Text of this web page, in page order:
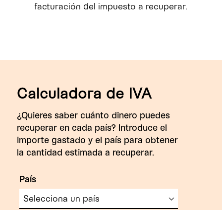
facturación del impuesto a recuperar.
Calculadora de IVA
¿Quieres saber cuánto dinero puedes
recuperar en cada país? Introduce el
importe gastado y el país para obtener
la cantidad estimada a recuperar.
País